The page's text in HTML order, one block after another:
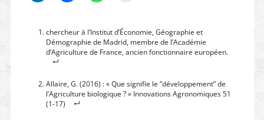
chercheur à l’Institut d’Économie, Géographie et
Démographie de Madrid, membre de l’Académie
d’Agriculture de France, ancien fonctionnaire européen.
Allaire, G. (2016) : « Que signifie le “développement” de
l’Agriculture biologique ? » Innovations Agronomiques 51
(1-17)